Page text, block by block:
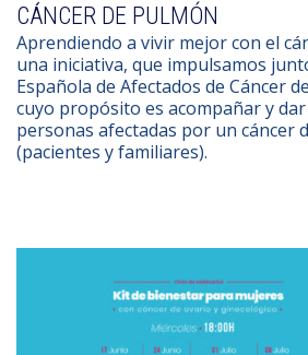
CÁNCER DE PULMÓN
Aprendiendo a vivir mejor con el
una iniciativa, que impulsamos
Española de Afectados de Cáncer
cuyo propósito es acompañar y
personas afectadas por un cáncer
(pacientes y familiares).